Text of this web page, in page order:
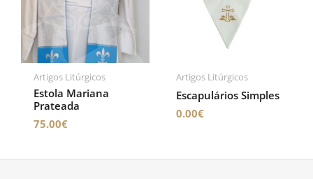
Artigos Litúrgicos
Estola Mariana
Prateada
75.00€
Artigos Litúrgicos
Escapulários Simples
0.00€